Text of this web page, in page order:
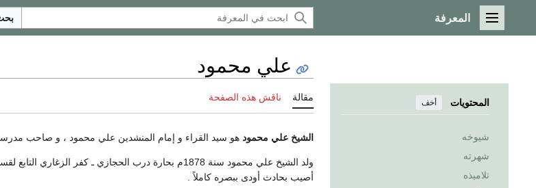
القائمة الرئيسية
المعرفة
المحتويات أخف
شيوخه
شهرته
تلاميذه
علي محمود
مقالة ناقش هذه الصفحة
الشيخ علي محمود هو سيد القراء و إمام المنشدين علي محمود ، و صاحب مدرسة
ولد الشيخ علي محمود سنة 1878م بحارة درب الحجازي ـ كفر الزغاري التابع لقسم الجمالية بحي سيدنا
أصيب بحادث أودى ببصره كاملاً .